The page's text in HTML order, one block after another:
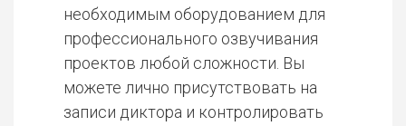
необходимым оборудованием для
профессионального озвучивания
проектов любой сложности. Вы
можете лично присутствовать на
записи диктора и контролировать